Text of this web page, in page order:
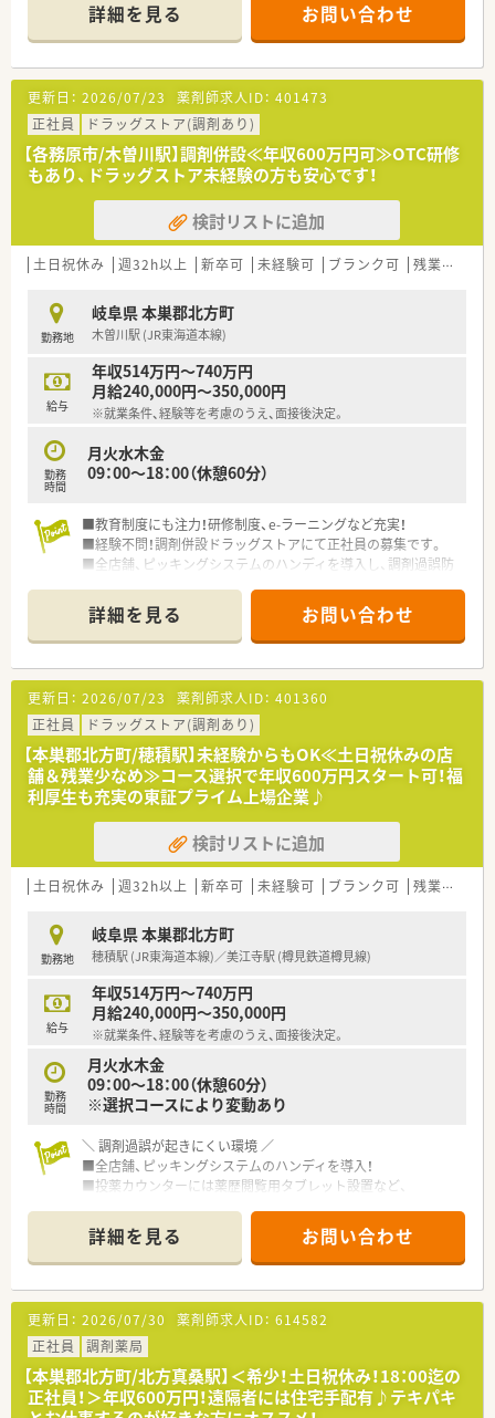
【店舗情報と応需状況について】
■北方真桑駅から徒歩17分の立地にあり、通勤にはマイカーの
利用も可能となっている利便性の高い調剤併設型ドラッグスト
アです。
■近隣医療機関からの処方箋を広く面で応需しており、1日あた
りの処方箋枚数は10枚から15枚程度と落ち着いた環境で働けま
す。
■常時薬剤師1名と医療事務3名が在籍しており、事務スタッフ
のサポートを受けながらゆとりを持って患者様に対応できる体
制です。
【職場環境と雰囲気】
■音声入力の薬歴やピッキングサポートシステムなど最新の機
です。
■複数の医療事務が配置されており、1人薬剤師の店舗であって
もミスを防ぐチェック体制が整っているため精神的な負担が軽
減されます。
■畳の休憩室が完備されるなど従業員想いの空間づくりがなさ
れており、スタッフ同士がリラックスして過ごせる良好な雰囲気
です。
【こんな取り組みをしています】
■調剤過誤を防止するために全店舗へピッキングシステムのハ
ます。
■OTC領域について深く学ぶため、配属店舗のエリア内で3ヶ月
程度のドラッグ研修を実施し、総合的な知識の習得を支援してい
剤師としての継続的なスキルアップを全面的にバックアップい
たします。
詳細を見る お問い合わせ
更新日： 2026/07/23 薬剤師求人ID： 401473
正社員
ドラッグストア(調剤あり)
【各務原市/木曽川駅】調剤併設≪年収600万円可≫OTC研修
もあり、ドラッグストア未経験の方も安心です！
検討リストに追加
土日祝休み 週32h以上 新卒可 未経験可 ブランク可 残業なし(ほぼなし含む)
勤務地
岐阜県 本巣郡北方町
木曽川駅 (JR東海道本線)
給与
年収514万円～740万円
月給240,000円～350,000円
※就業条件、経験等を考慮のうえ、面接後決定。
勤務
時間
月火水木金
09：00～18：00（休憩60分）
■教育制度にも注力！研修制度、e-ラーニングなど充実！
■経験不問！調剤併設ドラッグストアにて正社員の募集です。
■全店舗、ピッキングシステムのハンディを導入し、調剤過誤防
■勤務時間・給与を3/4にし、正社員として勤務できる「スリーク
オーター社員」という制度あり！子育て中のママ薬剤師さんにも
お勧め！
■OTC販売に携わりたい方にもお勧め！OTC薬販売の際に処方箋
を持ってきていただくよう声をかけ、薬剤師さん自身が調剤業務
により専念できるよう、働きかけています。
■東海以外にも出店している東証プライム上場の企業で、福利厚
生が整っています。
詳細を見る お問い合わせ
更新日： 2026/07/23 薬剤師求人ID： 401360
正社員
ドラッグストア(調剤あり)
【本巣郡北方町/穂積駅】未経験からもOK≪土日祝休みの店
舗＆残業少なめ≫コース選択で年収600万円スタート可！福
利厚生も充実の東証プライム上場企業♪
検討リストに追加
土日祝休み 週32h以上 新卒可 未経験可 ブランク可 残業なし(ほぼなし含む)
勤務地
岐阜県 本巣郡北方町
穂積駅 (JR東海道本線)／美江寺駅 (樽見鉄道樽見線)
給与
年収514万円～740万円
月給240,000円～350,000円
※就業条件、経験等を考慮のうえ、面接後決定。
勤務
時間
月火水木金
09：00～18：00（休憩60分）
※選択コースにより変動あり
＼ 調剤過誤が起きにくい環境 ／
■全店舗、ピッキングシステムのハンディを導入！
■投薬カウンターには薬歴閲覧用タブレット設置など、
■過誤率はひと月あたり、なんと「0.02%」程度！
過誤が発生しにくい環境を証明しています！
＼ 自己研鑽をサポート ／
■教育制度にも注力！
研修制度、e-ラーニング・マニュアルなどが充実しており、
講習や学会への補助制度あり♪
＼ 働き方について ／
■年1回、1週間程度の連続休暇が取得可能！
詳細を見る お問い合わせ
更新日： 2026/07/30 薬剤師求人ID： 614582
正社員
調剤薬局
【本巣郡北方町/北方真桑駅】＜希少！土日祝休み！18：00迄の
正社員！＞年収600万円！遠隔者には住宅手配有♪テキパキ